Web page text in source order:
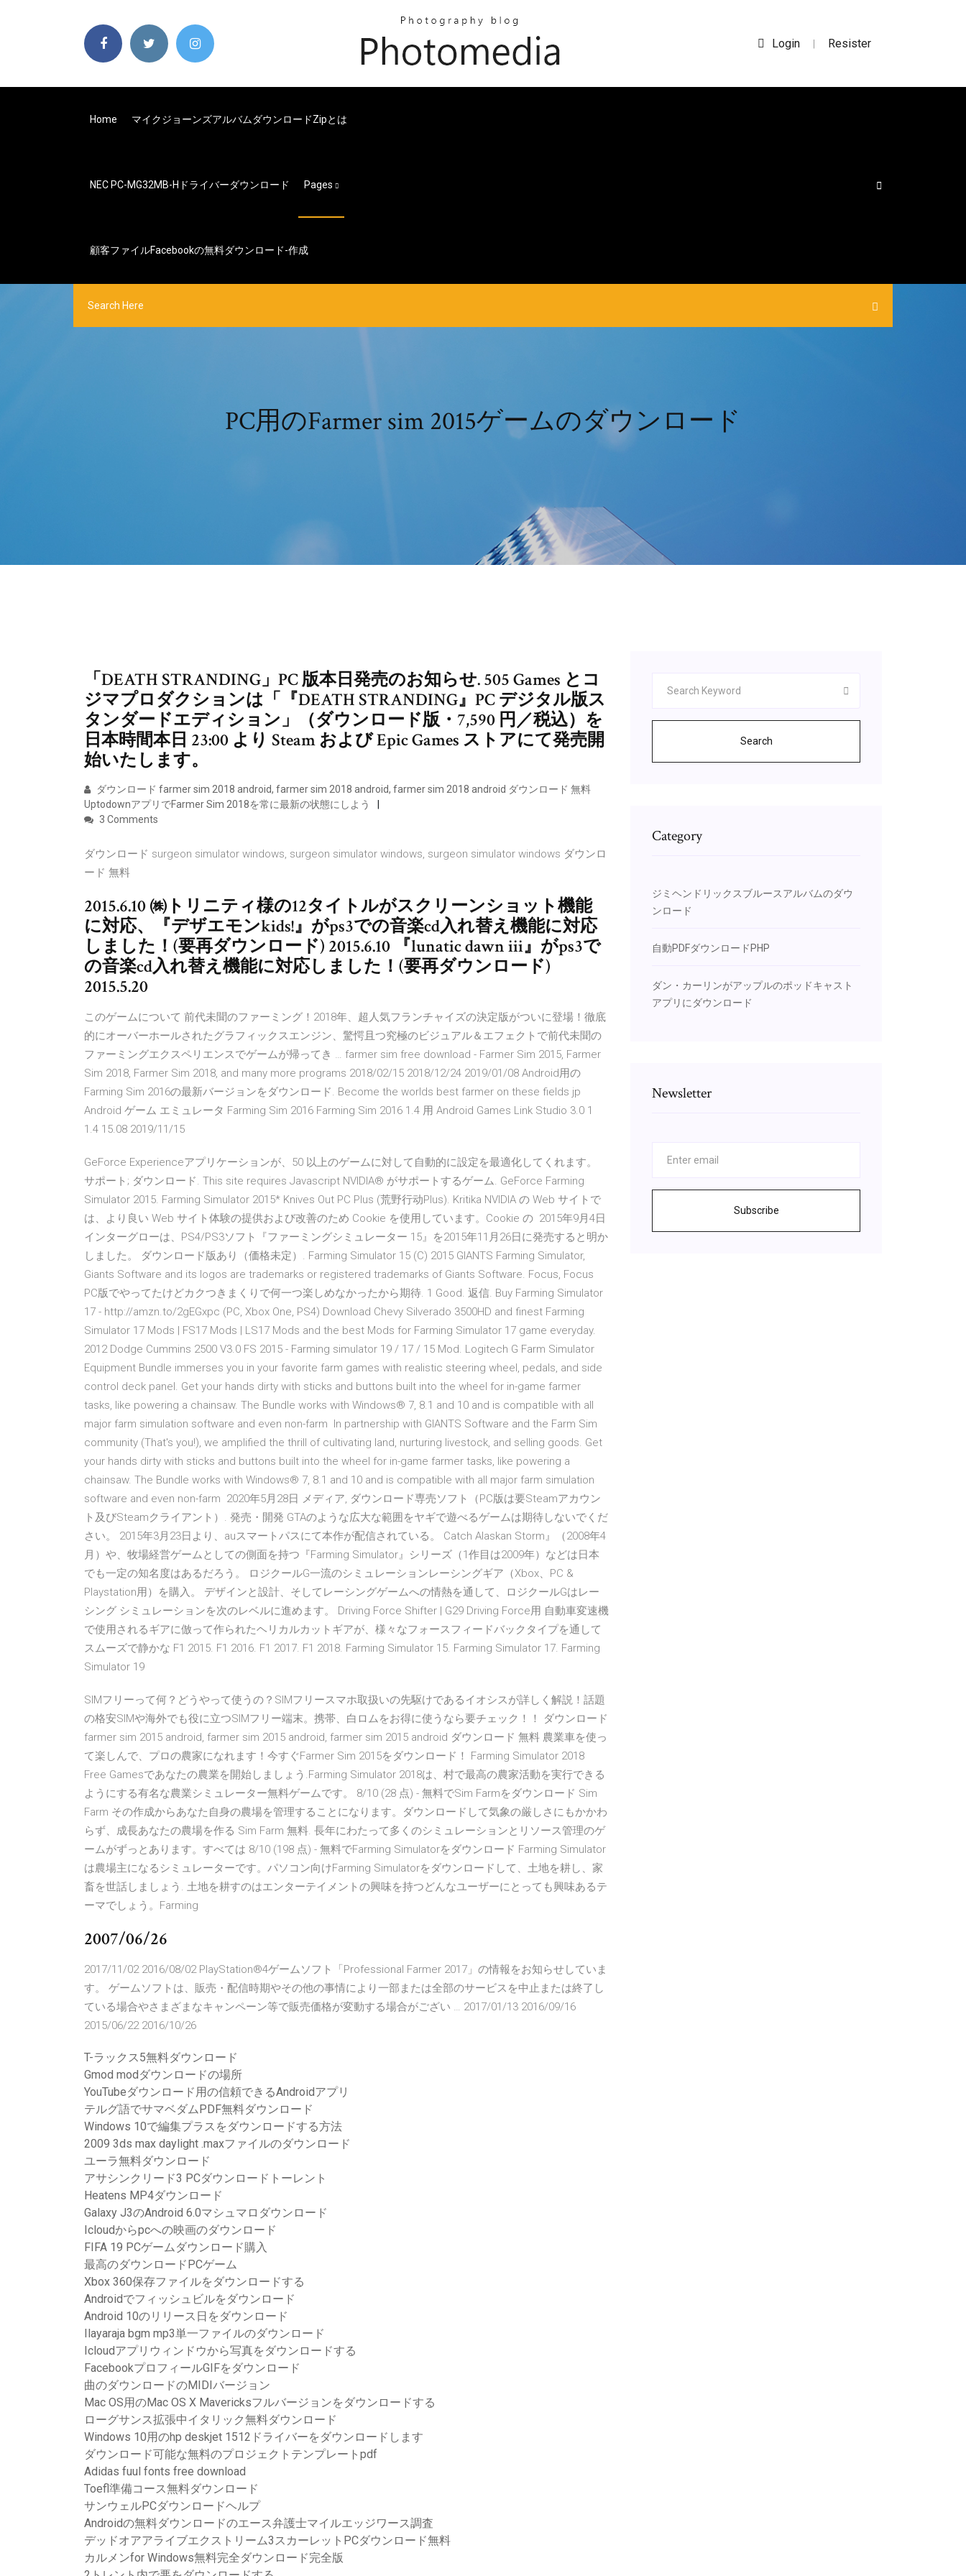
Login | Resister
Home マイクジョーンズアルバムダウンロードzipとは
NEC PC-MG32MB-Hドライバーダウンロード Pages
顧客ファイルfacebookの無料ダウンロード-作成
PC用のFarmer sim 2015ゲームのダウンロード
「DEATH STRANDING」PC 版本日発売のお知らせ. 505 Games とコ
ジマプロダクションは「『DEATH STRANDING』PC デジタル版ス
タンダードエディション」（ダウンロード版・7,590 円／税込）を
日本時間本日 23:00 より Steam および Epic Games ストアにて発売開
始いたします。
ダウンロード farmer sim 2018 android, farmer sim 2018 android, farmer sim 2018 android ダウンロード 無料
UptodownアプリでFarmer Sim 2018を常に最新の状態にしよう
3 Comments
ダウンロード surgeon simulator windows, surgeon simulator windows, surgeon simulator windows ダウンロ
ード 無料
2015.6.10 ㈱トリニティ様の12タイトルがスクリーンショット機能
に対応、『デザエモンkids!』がps3での音楽cd入れ替え機能に対応
しました！(要再ダウンロード) 2015.6.10 『lunatic dawn iii』がps3で
の音楽cd入れ替え機能に対応しました！(要再ダウンロード)
2015.5.20
このゲームについて 前代未聞のファーミング！2018年、超人気フランチャイズの決定版がついに登場！徹底
的にオーバーホールされたグラフィックスエンジン、驚愕且つ究極のビジュアル＆エフェクトで前代未聞の
ファーミングエクスペリエンスでゲームが帰ってき … farmer sim free download - Farmer Sim 2015, Farmer
Sim 2018, Farmer Sim 2018, and many more programs 2018/02/15 2018/12/24 2019/01/08 Android用の
Farming Sim 2016の最新バージョンをダウンロード. Become the worlds best farmer on these fields jp
Android ゲーム エミュレータ Farming Sim 2016 Farming Sim 2016 1.4 用 Android Games Link Studio 3.0 1
1.4 15.08 2019/11/15
GeForce Experienceアプリケーションが、50 以上のゲームに対して自動的に設定を最適化してくれます。
サポート; ダウンロード. This site requires Javascript NVIDIA® がサポートするゲーム. GeForce Farming
Simulator 2015. Farming Simulator 2015* Knives Out PC Plus (荒野行动Plus). Kritika NVIDIA の Web サイトで
は、より良い Web サイト体験の提供および改善のため Cookie を使用しています。Cookie の 2015年9月4日
インターグローは、PS4/PS3ソフト『ファーミングシミュレーター 15』を2015年11月26日に発売すると明か
しました。 ダウンロード版あり（価格未定）. Farming Simulator 15 (C) 2015 GIANTS Farming Simulator,
Giants Software and its logos are trademarks or registered trademarks of Giants Software. Focus, Focus
PC版でやってたけどカクつきまくりで何一つ楽しめなかったから期待. 1 Good. 返信. Buy Farming Simulator
17 - http://amzn.to/2gEGxpc (PC, Xbox One, PS4) Download Chevy Silverado 3500HD and finest Farming
Simulator 17 Mods | FS17 Mods | LS17 Mods and the best Mods for Farming Simulator 17 game everyday.
2012 Dodge Cummins 2500 V3.0 FS 2015 - Farming simulator 19 / 17 / 15 Mod. Logitech G Farm Simulator
Equipment Bundle immerses you in your favorite farm games with realistic steering wheel, pedals, and side
control deck panel. Get your hands dirty with sticks and buttons built into the wheel for in-game farmer
tasks, like powering a chainsaw. The Bundle works with Windows® 7, 8.1 and 10 and is compatible with all
major farm simulation software and even non-farm In partnership with GIANTS Software and the Farm Sim
community (That's you!), we amplified the thrill of cultivating land, nurturing livestock, and selling goods. Get
your hands dirty with sticks and buttons built into the wheel for in-game farmer tasks, like powering a
chainsaw. The Bundle works with Windows® 7, 8.1 and 10 and is compatible with all major farm simulation
software and even non-farm 2020年5月28日 メディア, ダウンロード専売ソフト（PC版は要Steamアカウン
ト及びSteamクライアント）. 発売・開発 GTAのような広大な範囲をヤギで遊べるゲームは期待しないでくだ
さい。 2015年3月23日より、auスマートパスにて本作が配信されている。 Catch Alaskan Storm』（2008年4
月）や、牧場経営ゲームとしての側面を持つ『Farming Simulator』シリーズ（1作目は2009年）などは日本
でも一定の知名度はあるだろう。 ロジクールG一流のシミュレーションレーシングギア（Xbox、PC &
Playstation用）を購入。 デザインと設計、そしてレーシングゲームへの情熱を通して、ロジクールGはレー
シング シミュレーションを次のレベルに進めます。 Driving Force Shifter | G29 Driving Force用 自動車変速機
で使用されるギアに倣って作られたヘリカルカットギアが、様々なフォースフィードバックタイプを通して
スムーズで静かな F1 2015. F1 2016. F1 2017. F1 2018. Farming Simulator 15. Farming Simulator 17. Farming
Simulator 19
SIMフリーって何？どうやって使うの？SIMフリースマホ取扱いの先駆けであるイオシスが詳しく解説！話題
の格安SIMや海外でも役に立つSIMフリー端末。携帯、白ロムをお得に使うなら要チェック！！ ダウンロード
farmer sim 2015 android, farmer sim 2015 android, farmer sim 2015 android ダウンロード 無料 農業車を使っ
て楽しんで、プロの農家になれます！今すぐFarmer Sim 2015をダウンロード！ Farming Simulator 2018
Free Gamesであなたの農業を開始しましょう.Farming Simulator 2018は、村で最高の農家活動を実行できる
ようにする有名な農業シミュレーター無料ゲームです。 8/10 (28 点) - 無料でSim Farmをダウンロード Sim
Farm その作成からあなた自身の農場を管理することになります。ダウンロードして気象の厳しさにもかかわ
らず、成長あなたの農場を作る Sim Farm 無料. 長年にわたって多くのシミュレーションとリソース管理のゲ
ームがずっとあります。すべては 8/10 (198 点) - 無料でFarming Simulatorをダウンロード Farming Simulator
は農場主になるシミュレーターです。パソコン向けFarming Simulatorをダウンロードして、土地を耕し、家
畜を世話しましょう. 土地を耕すのはエンターテイメントの興味を持つどんなユーザーにとっても興味あるテ
ーマでしょう。Farming
2007/06/26
2017/11/02 2016/08/02 PlayStation®4ゲームソフト「Professional Farmer 2017」の情報をお知らせしていま
す。 ゲームソフトは、販売・配信時期やその他の事情により一部または全部のサービスを中止または終了し
ている場合やさまざまなキャンペーン等で販売価格が変動する場合がござい … 2017/01/13 2016/09/16
2015/06/22 2016/10/26
T-ラックス5無料ダウンロード
Gmod modダウンロードの場所
YouTubeダウンロード用の信頼できるAndroidアプリ
テルグ語でサマベダムPDF無料ダウンロード
Windows 10で編集プラスをダウンロードする方法
2009 3ds max daylight .maxファイルのダウンロード
ユーラ無料ダウンロード
アサシンクリード3 PCダウンロードトーレント
Heatens MP4ダウンロード
Galaxy J3のAndroid 6.0マシュマロダウンロード
Icloudからpcへの映画のダウンロード
FIFA 19 PCゲームダウンロード購入
最高のダウンロードPCゲーム
Xbox 360保存ファイルをダウンロードする
Androidでフィッシュビルをダウンロード
Android 10のリリース日をダウンロード
Ilayaraja bgm mp3単一ファイルのダウンロード
Icloudアプリウィンドウから写真をダウンロードする
FacebookプロフィールGIFをダウンロード
曲のダウンロードのMIDIバージョン
Mac OS用のMac OS X Mavericksフルバージョンをダウンロードする
ローグサンス拡張中イタリック無料ダウンロード
Windows 10用のhp deskjet 1512ドライバーをダウンロードします
ダウンロード可能な無料のプロジェクトテンプレートpdf
Adidas fuul fonts free download
Toefl準備コース無料ダウンロード
サンウェルPCダウンロードヘルプ
Androidの無料ダウンロードのエース弁護士マイルエッジワース調査
デッドオアアライブエクストリーム3スカーレットPCダウンロード無料
カルメンfor Windows無料完全ダウンロード完全版
Search
Category
ジミヘンドリックスブルースアルバムのダウ
ンロード
自動PDFダウンロードPHP
ダン・カーリンがアップルのポッドキャスト
アプリにダウンロード
Newsletter
Subscribe